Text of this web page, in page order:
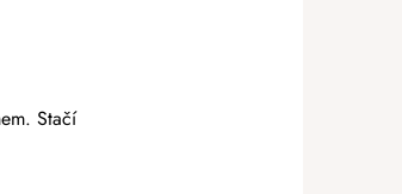
Stačí